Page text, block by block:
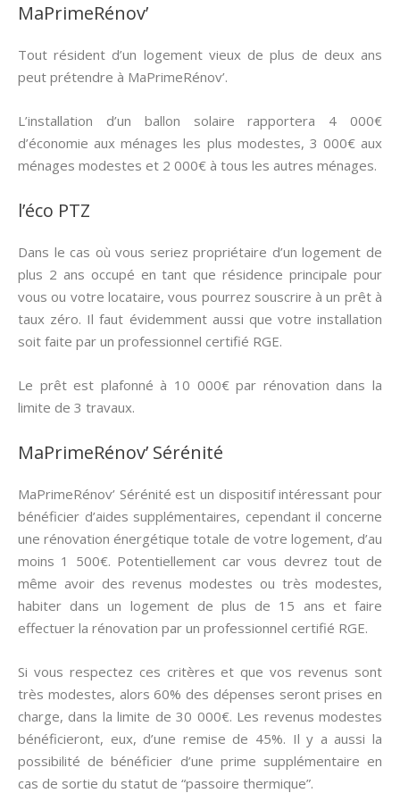
MaPrimeRénov’
Tout résident d’un logement vieux de plus de deux ans
peut prétendre à MaPrimeRénov’.
L’installation d’un ballon solaire rapportera 4 000€
d’économie aux ménages les plus modestes, 3 000€ aux
ménages modestes et 2 000€ à tous les autres ménages.
l’éco PTZ
Dans le cas où vous seriez propriétaire d’un logement de
plus 2 ans occupé en tant que résidence principale pour
vous ou votre locataire, vous pourrez souscrire à un prêt à
taux zéro. Il faut évidemment aussi que votre installation
soit faite par un professionnel certifié RGE.
Le prêt est plafonné à 10 000€ par rénovation dans la
limite de 3 travaux.
MaPrimeRénov’ Sérénité
MaPrimeRénov’ Sérénité est un dispositif intéressant pour
bénéficier d’aides supplémentaires, cependant il concerne
une rénovation énergétique totale de votre logement, d’au
moins 1 500€. Potentiellement car vous devrez tout de
même avoir des revenus modestes ou très modestes,
habiter dans un logement de plus de 15 ans et faire
effectuer la rénovation par un professionnel certifié RGE.
Si vous respectez ces critères et que vos revenus sont
très modestes, alors 60% des dépenses seront prises en
charge, dans la limite de 30 000€. Les revenus modestes
bénéficieront, eux, d’une remise de 45%. Il y a aussi la
possibilité de bénéficier d’une prime supplémentaire en
cas de sortie du statut de “passoire thermique”.